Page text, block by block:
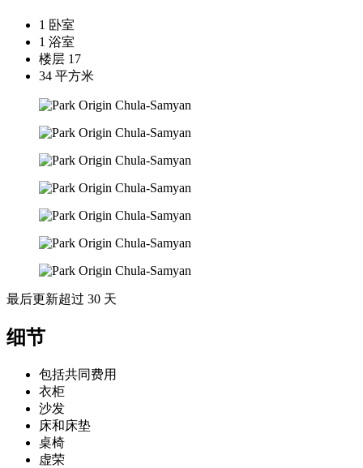
1 卧室
1 浴室
楼层 17
34 平方米
最后更新超过 30 天
细节
包括共同费用
衣柜
沙发
床和床垫
桌椅
虚荣